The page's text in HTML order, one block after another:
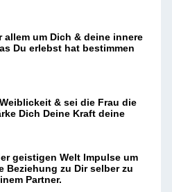
um Dich & deine innere
Du erlebst hat bestimmen
& sei die Frau die
Dich Deine Kraft deine
geistigen Welt Impulse um
Beziehung zu Dir selber zu
Partner.